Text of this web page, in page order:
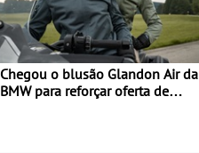
Chegou o blusão Glandon Air da
BMW para reforçar oferta de